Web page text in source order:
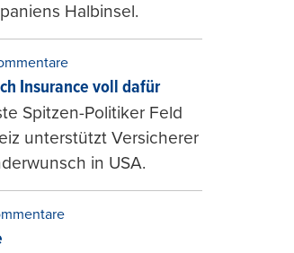
Halbinsel.
Insurance voll dafür
Spitzen-Politiker Feld
unterstützt Versicherer
in USA.